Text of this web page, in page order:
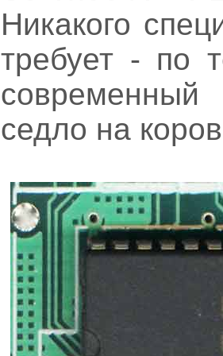
Никакого
требует - по
седло на